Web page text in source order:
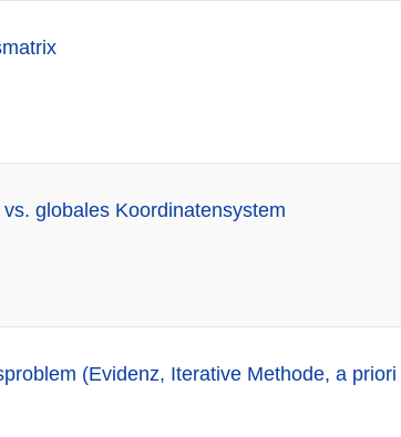
globales Koordinatensystem
(Evidenz, Iterative Methode, a